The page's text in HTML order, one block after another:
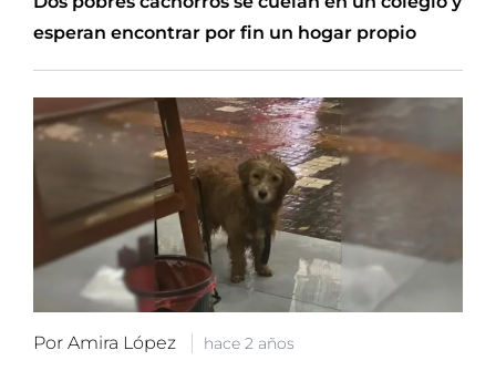
esperan encontrar por fin un hogar propio
Por Amira López hace 2 años